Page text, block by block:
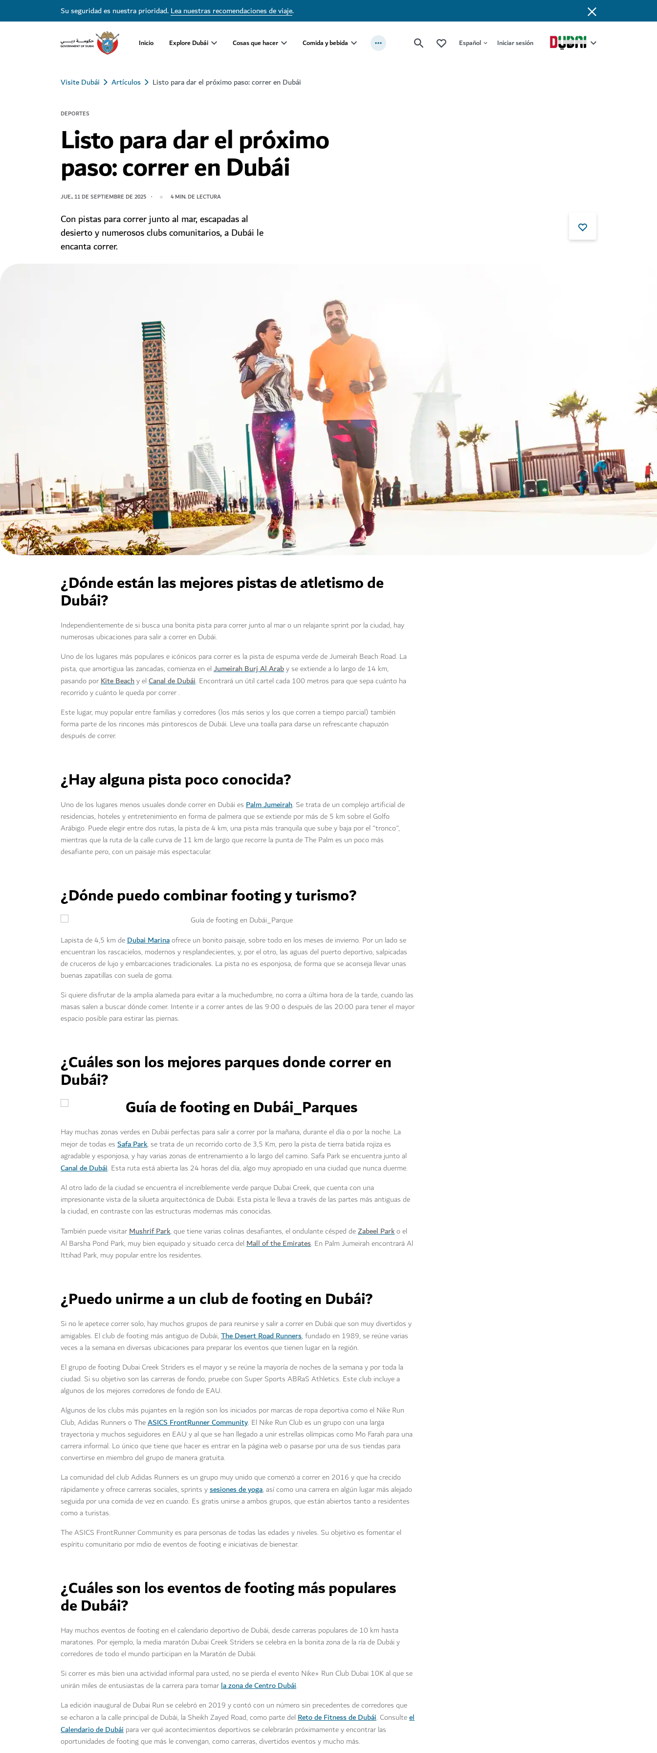
Su seguridad es nuestra prioridad.Lea nuestras recomendaciones de viaje.
Inicio Explore Dubái Cosas que hacer Comida y bebida Español Iniciar sesión
Visite Dubái Artículos Listo para dar el próximo paso: correr en Dubái
DEPORTES
Listo para dar el próximo
paso: correr en Dubái
JUE., 11 DE SEPTIEMBRE DE 2025 4 MIN. DE LECTURA
Con pistas para correr junto al mar, escapadas al
desierto y numerosos clubs comunitarios, a Dubái le
encanta correr.
¿Dónde están las mejores pistas de atletismo de
Dubái?
Independientemente de si busca una bonita pista para correr junto al mar o un relajante sprint por la ciudad, hay
numerosas ubicaciones para salir a correr en Dubái.
Uno de los lugares más populares e icónicos para correr es la pista de espuma verde de Jumeirah Beach Road. La
pista, que amortigua las zancadas, comienza en el Jumeirah Burj Al Araby se extiende a lo largo de 14 km,
pasando porKite Beachy el Canal de Dubái. Encontrará un útil cartel cada 100 metros para que sepa cuánto ha
recorrido y cuánto le queda por correr .
Este lugar, muy popular entre familias y corredores (los más serios y los que corren a tiempo parcial) también
forma parte de los rincones más pintorescos de Dubái. Lleve una toalla para darse un refrescante chapuzón
después de correr.
¿Hay alguna pista poco conocida?
Uno de los lugares menos usuales donde correr en Dubái es Palm Jumeirah. Se trata de un complejo artificial de
residencias, hoteles y entretenimiento en forma de palmera que se extiende por más de 5 km sobre el Golfo
Arábigo. Puede elegir entre dos rutas, la pista de 4 km, una pista más tranquila que sube y baja por el "tronco",
mientras que la ruta de la calle curva de 11 km de largo que recorre la punta de The Palm es un poco más
desafiante pero, con un paisaje más espectacular.
¿Dónde puedo combinar footing y turismo?
Lapista de 4,5 km deDubai Marinaofrece un bonito paisaje, sobre todo en los meses de invierno. Por un lado se
encuentran los rascacielos, modernos y resplandecientes, y, por el otro, las aguas del puerto deportivo, salpicadas
de cruceros de lujo y embarcaciones tradicionales. La pista no es esponjosa, de forma que se aconseja llevar unas
buenas zapatillas con suela de goma.
Si quiere disfrutar de la amplia alameda para evitar a la muchedumbre, no corra a última hora de la tarde, cuando las
masas salen a buscar dónde comer. Intente ir a correr antes de las 9:00 o después de las 20:00 para tener el mayor
espacio posible para estirar las piernas.
¿Cuáles son los mejores parques donde correr en
Dubái?
Hay muchas zonas verdes en Dubái perfectas para salir a correr por la mañana, durante el día o por la noche. La
mejor de todas es Safa Park, se trata de un recorrido corto de 3,5 Km, pero la pista de tierra batida rojiza es
agradable y esponjosa, y hay varias zonas de entrenamiento a lo largo del camino. Safa Park se encuentra junto al
Canal de Dubái. Esta ruta está abierta las 24 horas del día, algo muy apropiado en una ciudad que nunca duerme.
Al otro lado de la ciudad se encuentra el increíblemente verde parque Dubai Creek, que cuenta con una
impresionante vista de la silueta arquitectónica de Dubái. Esta pista le lleva a través de las partes más antiguas de
la ciudad, en contraste con las estructuras modernas más conocidas.
También puede visitarMushrif Park, que tiene varias colinas desafiantes, el ondulante césped deZabeel Parko el
Al Barsha Pond Park, muy bien equipado y situado cerca del Mall of the Emirates. En Palm Jumeirah encontrará Al
Ittihad Park, muy popular entre los residentes.
¿Puedo unirme a un club de footing en Dubái?
Si no le apetece correr solo, hay muchos grupos de para reunirse y salir a correr en Dubái que son muy divertidos y
amigables. El club de footing más antiguo de Dubái, The Desert Road Runners, fundado en 1989, se reúne varias
veces a la semana en diversas ubicaciones para preparar los eventos que tienen lugar en la región.
El grupo de footing Dubai Creek Striders es el mayor y se reúne la mayoría de noches de la semana y por toda la
ciudad. Si su objetivo son las carreras de fondo, pruebe con Super Sports ABRaS Athletics. Este club incluye a
algunos de los mejores corredores de fondo de EAU.
Algunos de los clubs más pujantes en la región son los iniciados por marcas de ropa deportiva como el Nike Run
Club, Adidas Runners oTheASICSFrontRunner Community. El Nike Run Club es un grupo con una larga
trayectoria y muchos seguidores en EAU y al que se han llegado a unir estrellas olímpicas como Mo Farah para una
carrera informal. Lo único que tiene que hacer es entrar en la página web o pasarse por una de sus tiendas para
convertirse en miembro del grupo de manera gratuita.
La comunidad del club Adidas Runners es un grupo muy unido que comenzó a correr en 2016 y que ha crecido
rápidamente y ofrece carreras sociales, sprints ysesiones de yoga, así como una carrera en algún lugar más alejado
seguida por una comida de vez en cuando. Es gratis unirse a ambos grupos, que están abiertos tanto a residentes
como a turistas.
The ASICS FrontRunner Community es para personas de todas las edades y niveles. Su objetivo es fomentar el
espíritu comunitario por mdio de eventos de footing e iniciativas de bienestar.
¿Cuáles son los eventos de footing más populares
de Dubái?
Hay muchos eventos de footing en el calendario deportivo de Dubái, desde carreras populares de 10 km hasta
maratones. Por ejemplo, la media maratón Dubai Creek Striders se celebra en la bonita zona de la ría de Dubái y
corredores de todo el mundo participan en la Maratón de Dubái.
Si correr es más bien una actividad informal para usted, no se pierda el evento Nike+ Run Club Dubai 10K al que se
unirán miles de entusiastas de la carrera para tomarla zona de Centro Dubái.
La edición inaugural de Dubai Run se celebró en 2019 y contó con un número sin precedentes de corredores que
se echaron a la calle principal de Dubái, la Sheikh Zayed Road, como parte del Reto de Fitness de Dubái. Consulteel
Calendario de Dubái para ver qué acontecimientos deportivos se celebrarán próximamente y encontrar las
oportunidades de footing que más le convengan, como carreras, divertidos eventos y mucho más.